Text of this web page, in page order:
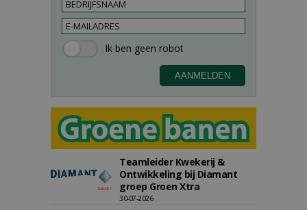
Teamleider Kwekerij &
Ontwikkeling bij Diamant
groep Groen Xtra
30-07-2026